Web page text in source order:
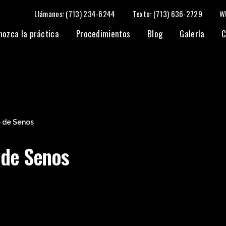
Llámanos: (713) 234-6244 Texto: (713) 636-2729
la práctica Procedimientos Blog Galería
Senos
Senos